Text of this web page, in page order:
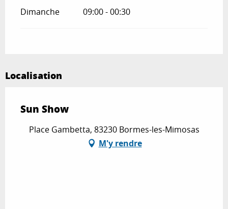
Dimanche 09:00 - 00:30
Localisation
Sun Show
Place Gambetta, 83230 Bormes-les-Mimosas
M'y rendre